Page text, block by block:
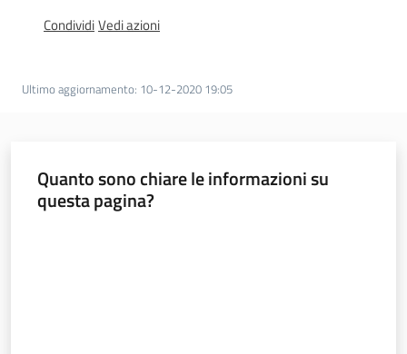
Seguici
CondividiVedi azioni
Ultimo aggiornamento: 10-12-2020 19:05
Quanto sono chiare le informazioni su
questa pagina?